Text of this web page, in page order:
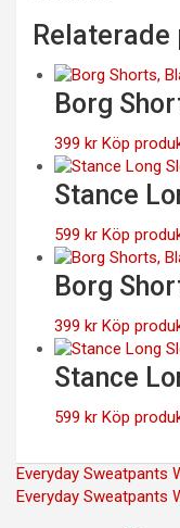
Borg
399 kr Köp
Stance
599 kr Köp
Borg
399 kr Köp
Stance
599 kr Köp
Everyday Sweatpants
Everyday Sweatpants